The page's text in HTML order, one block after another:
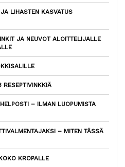
LIHASTEN KASVATUS
JA NEUVOT ALOITTELIJALLE
RESEPTIVINKKIÄ
– ILMAN LUOPUMISTA
– MITEN TÄSSÄ
KROPALLE